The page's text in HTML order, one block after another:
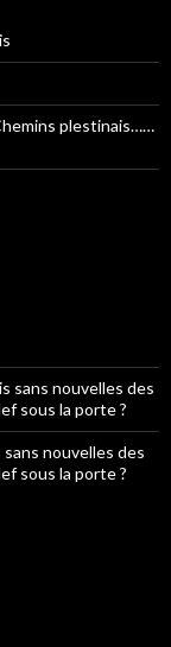
plestinais……
sans nouvelles des
sous la porte ?
nouvelles des
sous la porte ?